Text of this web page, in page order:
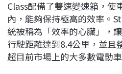
Class配備了雙速變速箱，使
內，能夠保持極高的效率。
統被稱為「效率的心臟」，
行駛距離達到8.4公里，並且
超目前市場上的大多數電動車